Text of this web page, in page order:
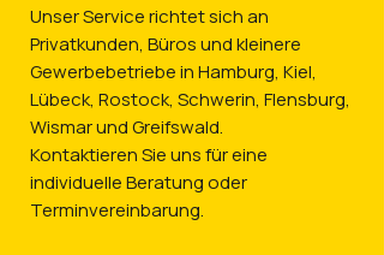
Unser Service richtet sich an
Privatkunden, Büros und kleinere
Gewerbebetriebe in Hamburg, Kiel,
Lübeck, Rostock, Schwerin, Flensburg,
Wismar und Greifswald.
Kontaktieren Sie uns für eine
individuelle Beratung oder
Terminvereinbarung.